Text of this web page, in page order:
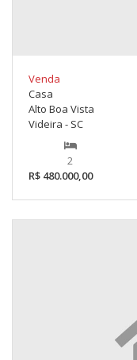
Venda
Casa
Alto Boa Vista
Videira - SC
2
R$ 480.000,00